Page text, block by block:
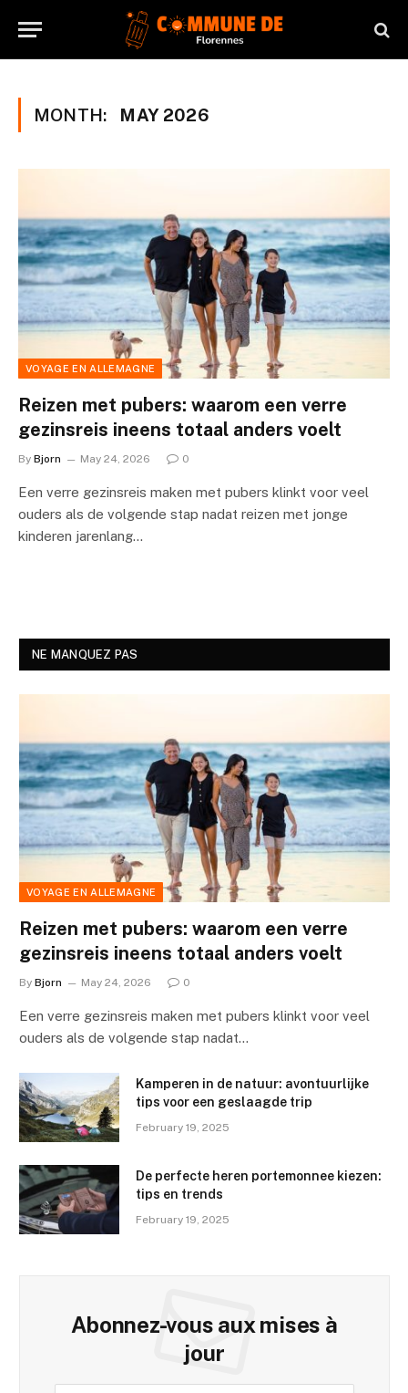
MONTH: MAY 2026
VOYAGE EN ALLEMAGNE
Reizen met pubers: waarom een verre
gezinsreis ineens totaal anders voelt
By Bjorn May 24, 2026 0
Een verre gezinsreis maken met pubers klinkt voor veel
ouders als de volgende stap nadat reizen met jonge
kinderen jarenlang…
NE MANQUEZ PAS
VOYAGE EN ALLEMAGNE
Reizen met pubers: waarom een verre
gezinsreis ineens totaal anders voelt
By Bjorn May 24, 2026 0
Een verre gezinsreis maken met pubers klinkt voor veel
ouders als de volgende stap nadat…
Kamperen in de natuur: avontuurlijke
tips voor een geslaagde trip
February 19, 2025
De perfecte heren portemonnee kiezen:
tips en trends
February 19, 2025
Abonnez-vous aux mises à
jour